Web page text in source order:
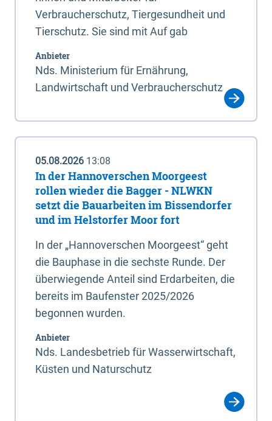
Verbraucherschutz, Tiergesundheit und
Tierschutz. Sie sind mit Auf gab
Anbieter
Nds. Ministerium für Ernährung,
Landwirtschaft und Verbraucherschutz
05.08.2026 13:08
In der Hannoverschen Moorgeest
rollen wieder die Bagger - NLWKN
setzt die Bauarbeiten im Bissendorfer
und im Helstorfer Moor fort
In der „Hannoverschen Moorgeest“ geht
die Bauphase in die sechste Runde. Der
überwiegende Anteil sind Erdarbeiten, die
bereits im Baufenster 2025/2026
begonnen wurden.
Anbieter
Nds. Landesbetrieb für Wasserwirtschaft,
Küsten und Naturschutz